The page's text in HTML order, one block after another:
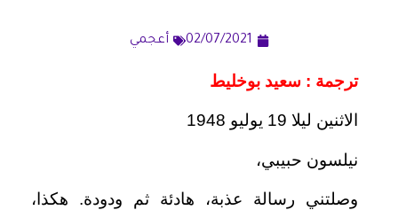
02/07/2021 أعجمي
ترجمة : سعيد بوخليط
الاثنين ليلا 19 يوليو 1948
نيلسون حبيبي،
وصلتني رسالة عذبة، هادئة ثم ودودة. هكذا،